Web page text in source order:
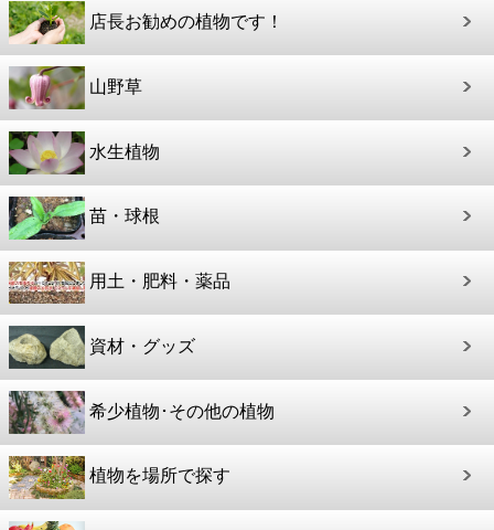
店長お勧めの植物です！
山野草
水生植物
苗・球根
用土・肥料・薬品
資材・グッズ
希少植物･その他の植物
植物を場所で探す